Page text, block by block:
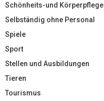
Schönheits-und Körperpflege
Selbständig ohne Personal
Spiele
Sport
Stellen und Ausbildungen
Tieren
Tourismus